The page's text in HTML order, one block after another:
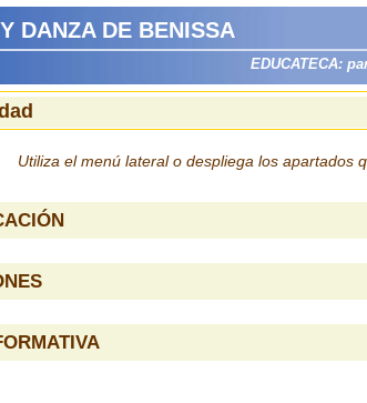
DANZA DE BENISSA
EDUCATECA:
Utiliza el menú lateral o despliega los apartados